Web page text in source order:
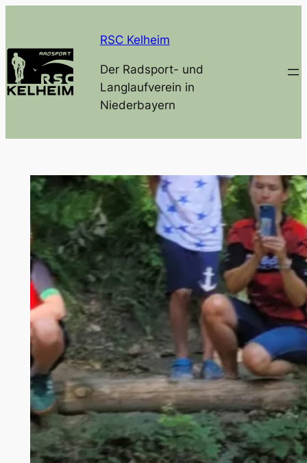
springen
RSC Kelheim
Der Radsport- und
Langlaufverein in
Niederbayern